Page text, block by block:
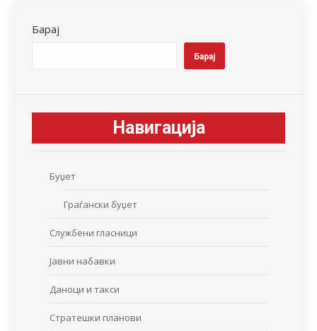
Барај
Барај
Навигација
Буџет
Граѓански буџет
Службени гласници
Јавни набавки
Даноци и такси
Стратешки планови